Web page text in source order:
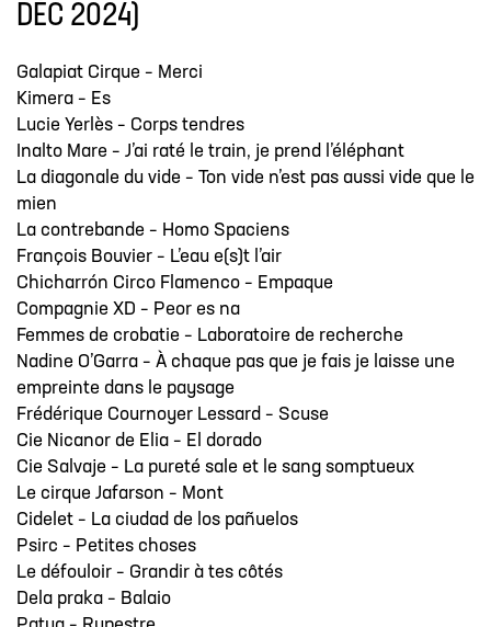
DÉC 2024)
Galapiat Cirque – Merci
Kimera – Es
Lucie Yerlès – Corps tendres
Inalto Mare – J’ai raté le train, je prend l’éléphant
La diagonale du vide – Ton vide n’est pas aussi vide que le
mien
La contrebande – Homo Spaciens
François Bouvier – L’eau e(s)t l’air
Chicharrón Circo Flamenco – Empaque
Compagnie XD – Peor es na
Femmes de crobatie – Laboratoire de recherche
Nadine O’Garra – À chaque pas que je fais je laisse une
empreinte dans le paysage
Frédérique Cournoyer Lessard – Scuse
Cie Nicanor de Elia – El dorado
Cie Salvaje – La pureté sale et le sang somptueux
Le cirque Jafarson – Mont
Cidelet – La ciudad de los pañuelos
Psirc – Petites choses
Le défouloir – Grandir à tes côtés
Dela praka – Balaio